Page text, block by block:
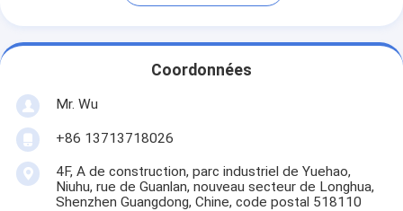
Coordonnées
Mr. Wu
+86 13713718026
4F, A de construction, parc industriel de Yuehao,
Niuhu, rue de Guanlan, nouveau secteur de Longhua,
Shenzhen Guangdong, Chine, code postal 518110